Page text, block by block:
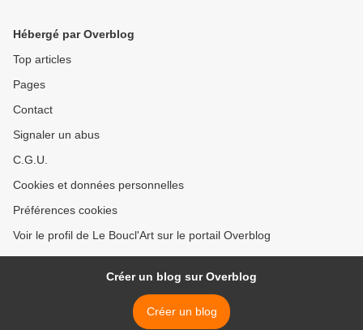
Hébergé par Overblog
Top articles
Pages
Contact
Signaler un abus
C.G.U.
Cookies et données personnelles
Préférences cookies
Voir le profil de Le Boucl'Art sur le portail Overblog
Créer un blog sur Overblog
Créer un blog